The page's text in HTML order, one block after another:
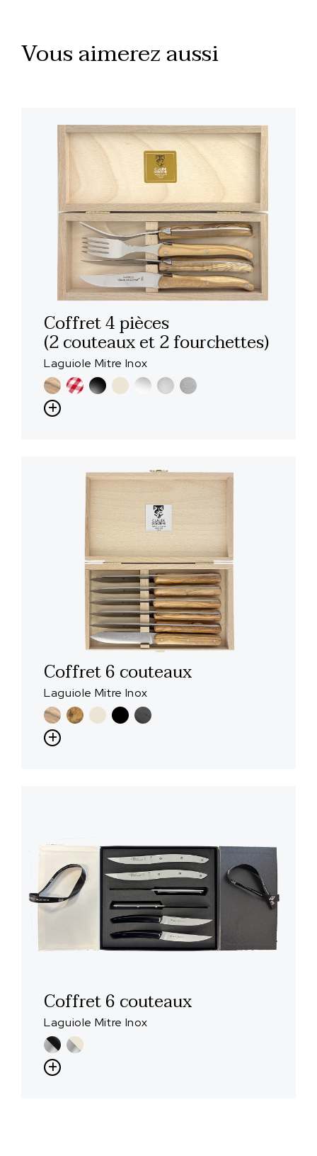
Vous aimerez aussi
Coffret 4 pièces
(2 couteaux et 2 fourchettes)
Laguiole Mitre Inox
Coffret 6 couteaux
Laguiole Mitre Inox
Coffret 6 couteaux
Laguiole Mitre Inox